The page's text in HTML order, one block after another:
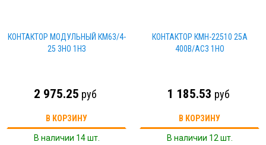
КОНТАКТОР МОДУЛЬНЫЙ КМ63/4-
25 3НО 1НЗ
2 975.25 руб
В КОРЗИНУ
В наличии 14 шт.
КОНТАКТОР КМН-22510 25А
400В/AC3 1НО
1 185.53 руб
В КОРЗИНУ
В наличии 12 шт.